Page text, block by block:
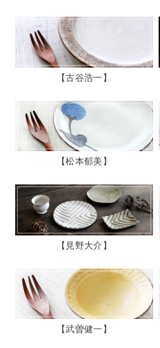
古谷浩一
松本郁美
見野大介
武曽健一